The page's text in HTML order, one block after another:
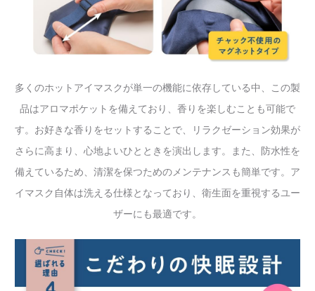
多くのホットアイマスクが単一の機能に依存している中、この製
品はアロマポケットを備えており、香りを楽しむことも可能で
す。お好きな香りをセットすることで、リラクゼーション効果が
さらに高まり、心地よいひとときを演出します。また、防水性を
備えているため、清潔を保つためのメンテナンスも簡単です。ア
イマスク自体は洗える仕様となっており、衛生面を重視するユー
ザーにも最適です。